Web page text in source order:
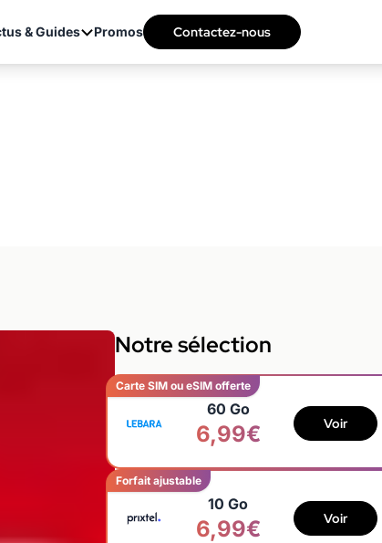
& Guides Promos Contactez-nous
Notre sélection
Carte SIM ou eSIM offerte
60 Go
6,99€ Voir
Forfait ajustable
10 Go
6,99€ Voir